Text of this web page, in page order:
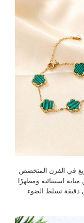
في الفرن المتخصص
مما يضمن متانة استثنائية ومظهرًا
دقيقة تسلط الضوء